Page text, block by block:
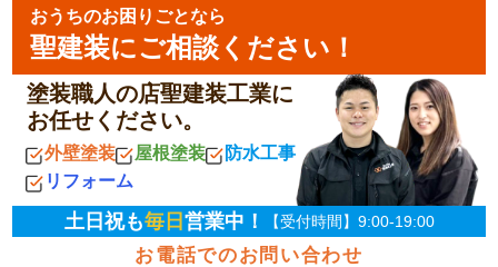
おうちのお困りごとなら
聖建装にご相談ください！
塗装職人の店聖建装工業に
お任せください。
外壁塗装 屋根塗装
防水工事
リフォーム
土日祝も毎日 営業中！ 【受付時間】9:00-19:00
お電話でのお問い合わせ